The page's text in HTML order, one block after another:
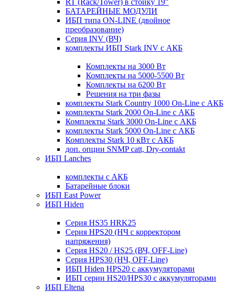
RT (Rack/Tower) в стойку 19"
БАТАРЕЙНЫЕ МОДУЛИ
ИБП типа ON-LINE (двойное
преобразование)
Серия INV (ВЧ)
комплекты ИБП Stark INV с АКБ
Комплекты на 3000 Вт
Комплекты на 5000-5500 Вт
Комплекты на 6200 Вт
Решения на три фазы
комплекты Stark Country 1000 On-Line с АКБ
комплекты Stark 2000 On-Line с АКБ
Комплекты Stark 3000 On-Line с АКБ
комплекты Stark 5000 On-Line с АКБ
Комплекты Stark 10 кВт с АКБ
доп. опции SNMP catt, Dry-contakt
ИБП Lanches
комплекты с АКБ
Батарейные блоки
ИБП East Power
ИБП Hiden
Серия HS35 HRK25
Серия HPS20 (НЧ с корректором
напряжения)
Серия HS20 / HS25 (ВЧ, OFF-Line)
Серия HPS30 (НЧ, OFF-Line)
ИБП Hiden HPS20 с аккумуляторами
ИБП серии HS20/HPS30 с аккумуляторами
ИБП Eltena